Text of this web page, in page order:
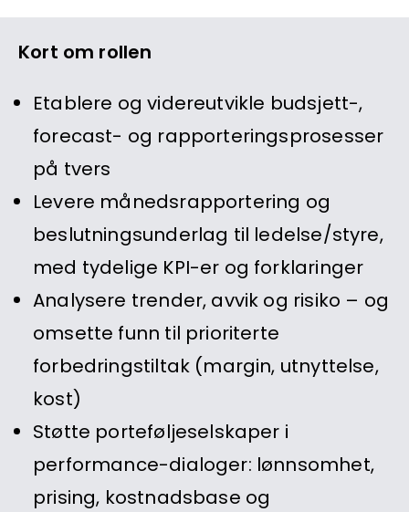
Kort om rollen
Etablere og videreutvikle budsjett-,
forecast- og rapporteringsprosesser
på tvers
Levere månedsrapportering og
beslutningsunderlag til ledelse/styre,
med tydelige KPI-er og forklaringer
Analysere trender, avvik og risiko – og
omsette funn til prioriterte
forbedringstiltak (margin, utnyttelse,
kost)
Støtte porteføljeselskaper i
performance-dialoger: lønnsomhet,
prising, kostnadsbase og